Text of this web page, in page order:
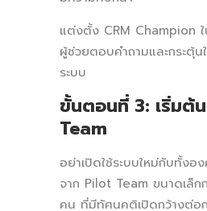
แต่งตั้ง CRM Champion
ผู้ช่วยตอบคำถามและกระตุ้น
ระบบ
ขั้นตอนที่ 3: เริ่มต้
Team
อย่าเปิดใช้ระบบใหม่กับทั้งอ
จาก Pilot Team ขนาดเล็
คน ที่มีทัศนคติเปิดกว้างต่อ